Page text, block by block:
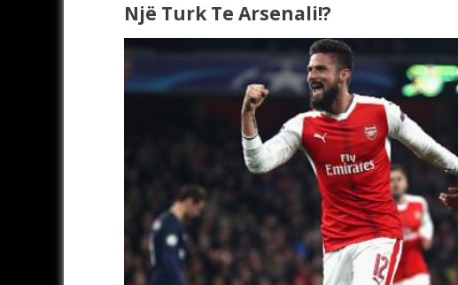
Një Turk Te Arsenali!?